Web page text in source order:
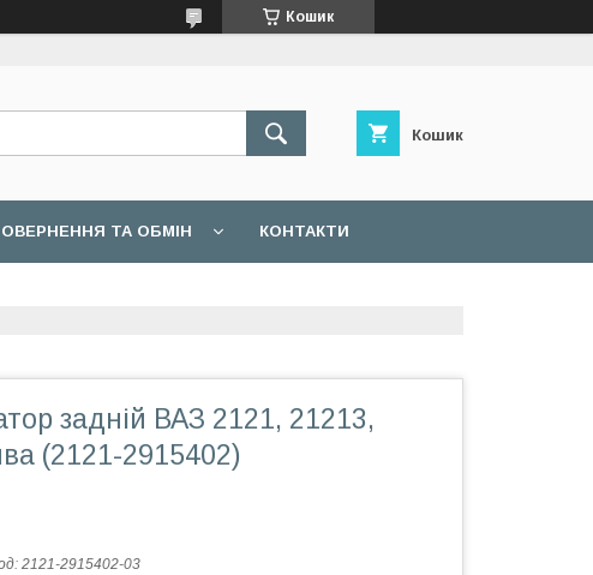
Кошик
Кошик
ТА ОБМІН КОНТАКТИ
задній ВАЗ 2121, 21213,
(2121-2915402)
2121-2915402-03